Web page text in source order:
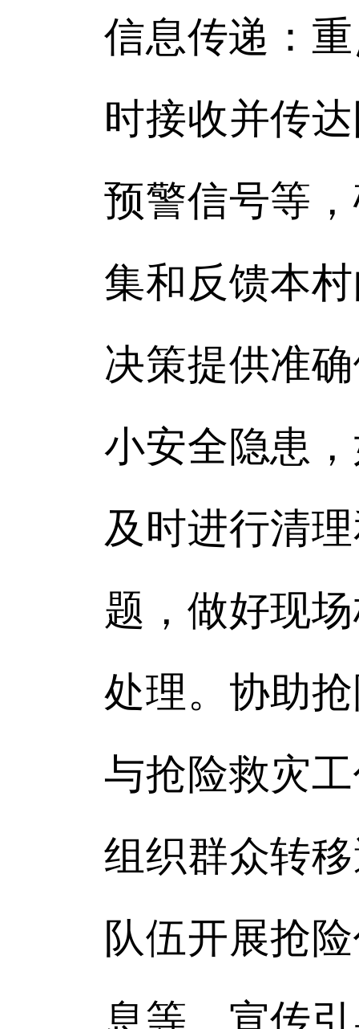
信息传递：
时接收并传
预警信号等
集和反馈本
决策提供准
小安全隐患
及时进行清
题，做好现
处理。协助
与抢险救灾
组织群众转
队伍开展抢
息等。宣传